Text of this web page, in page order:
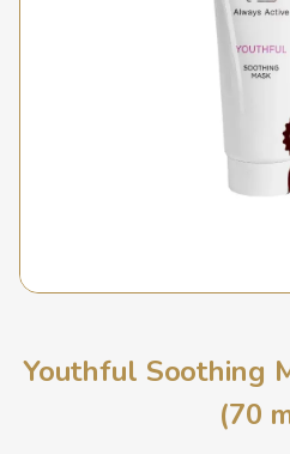
Youthful Soothing
(70